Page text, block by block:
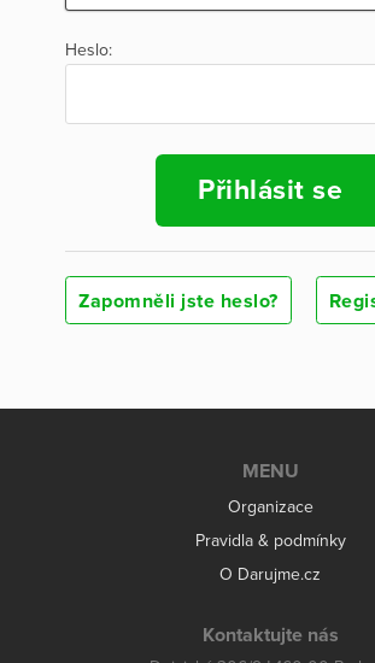
Heslo:
Přihlásit se
Zapomněli jste heslo?
MENU
Organizace
Pravidla & podmínky
O Darujme.cz
Kontaktujte nás